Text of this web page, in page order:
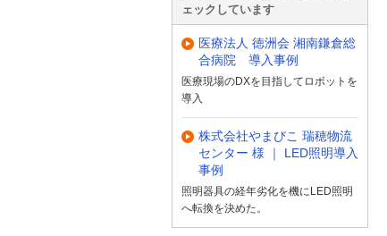
ェックしています
医療法人 徳洲会 湘南鎌倉総
合病院 導入事例
医療現場のDXを目指してロボットを
導入
株式会社やまびこ 瑞穂物流
センター 様 ｜ LED照明導入
事例
照明器具の経年劣化を機にLED照明
へ転換を決めた。